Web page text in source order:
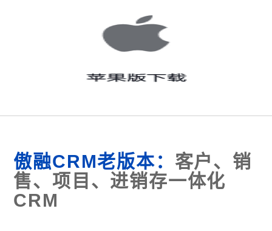
傲融CRM老版本： 客户、销
售、项目、进销存一体化
CRM